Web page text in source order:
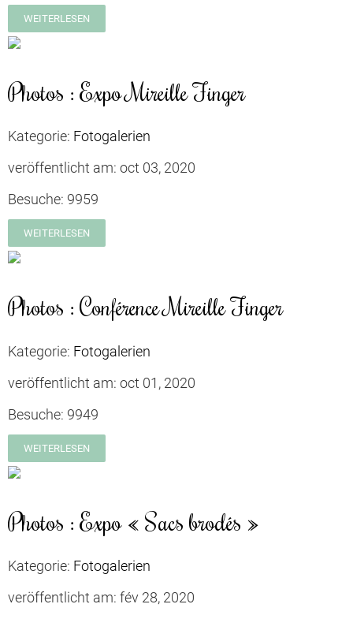
WEITERLESEN
Photos : Expo Mireille Finger
Kategorie: Fotogalerien
veröffentlicht am: oct 03, 2020
Besuche: 9959
WEITERLESEN
Photos : Conférence Mireille Finger
Kategorie: Fotogalerien
veröffentlicht am: oct 01, 2020
Besuche: 9949
WEITERLESEN
Photos : Expo « Sacs brodés »
Kategorie: Fotogalerien
veröffentlicht am: fév 28, 2020